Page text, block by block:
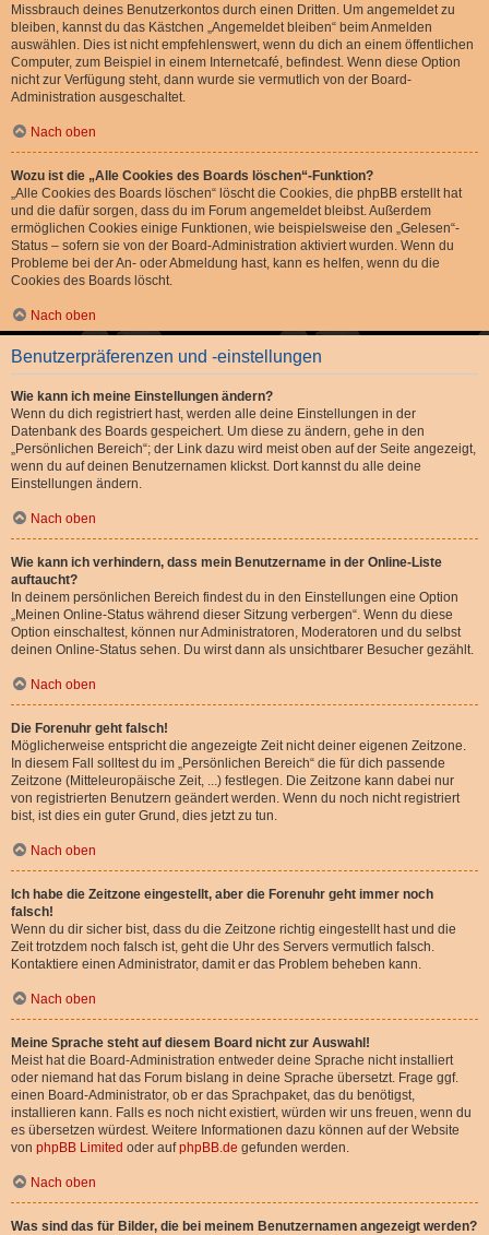
Missbrauch deines Benutzerkontos durch einen Dritten. Um angemeldet zu
bleiben, kannst du das Kästchen „Angemeldet bleiben“ beim Anmelden
auswählen. Dies ist nicht empfehlenswert, wenn du dich an einem öffentlichen
Computer, zum Beispiel in einem Internetcafé, befindest. Wenn diese Option
nicht zur Verfügung steht, dann wurde sie vermutlich von der Board-
Administration ausgeschaltet.
Nach oben
Wozu ist die „Alle Cookies des Boards löschen“-Funktion?
„Alle Cookies des Boards löschen“ löscht die Cookies, die phpBB erstellt hat
und die dafür sorgen, dass du im Forum angemeldet bleibst. Außerdem
ermöglichen Cookies einige Funktionen, wie beispielsweise den „Gelesen“-
Status – sofern sie von der Board-Administration aktiviert wurden. Wenn du
Probleme bei der An- oder Abmeldung hast, kann es helfen, wenn du die
Cookies des Boards löscht.
Nach oben
Benutzerpräferenzen und -einstellungen
Wie kann ich meine Einstellungen ändern?
Wenn du dich registriert hast, werden alle deine Einstellungen in der
Datenbank des Boards gespeichert. Um diese zu ändern, gehe in den
„Persönlichen Bereich“; der Link dazu wird meist oben auf der Seite angezeigt,
wenn du auf deinen Benutzernamen klickst. Dort kannst du alle deine
Einstellungen ändern.
Nach oben
Wie kann ich verhindern, dass mein Benutzername in der Online-Liste
auftaucht?
In deinem persönlichen Bereich findest du in den Einstellungen eine Option
„Meinen Online-Status während dieser Sitzung verbergen“. Wenn du diese
Option einschaltest, können nur Administratoren, Moderatoren und du selbst
deinen Online-Status sehen. Du wirst dann als unsichtbarer Besucher gezählt.
Nach oben
Die Forenuhr geht falsch!
Möglicherweise entspricht die angezeigte Zeit nicht deiner eigenen Zeitzone.
In diesem Fall solltest du im „Persönlichen Bereich“ die für dich passende
Zeitzone (Mitteleuropäische Zeit, ...) festlegen. Die Zeitzone kann dabei nur
von registrierten Benutzern geändert werden. Wenn du noch nicht registriert
bist, ist dies ein guter Grund, dies jetzt zu tun.
Nach oben
Ich habe die Zeitzone eingestellt, aber die Forenuhr geht immer noch
falsch!
Wenn du dir sicher bist, dass du die Zeitzone richtig eingestellt hast und die
Zeit trotzdem noch falsch ist, geht die Uhr des Servers vermutlich falsch.
Kontaktiere einen Administrator, damit er das Problem beheben kann.
Nach oben
Meine Sprache steht auf diesem Board nicht zur Auswahl!
Meist hat die Board-Administration entweder deine Sprache nicht installiert
oder niemand hat das Forum bislang in deine Sprache übersetzt. Frage ggf.
einen Board-Administrator, ob er das Sprachpaket, das du benötigst,
installieren kann. Falls es noch nicht existiert, würden wir uns freuen, wenn du
es übersetzen würdest. Weitere Informationen dazu können auf der Website
von phpBB Limited oder aufphpBB.de gefunden werden.
Nach oben
Was sind das für Bilder, die bei meinem Benutzernamen angezeigt werden?